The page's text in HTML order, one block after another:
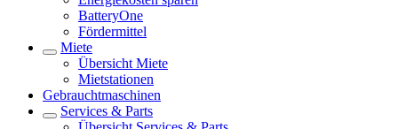
BatteryOne
Fördermittel
Miete
Übersicht Miete
Mietstationen
Gebrauchtmaschinen
Services & Parts